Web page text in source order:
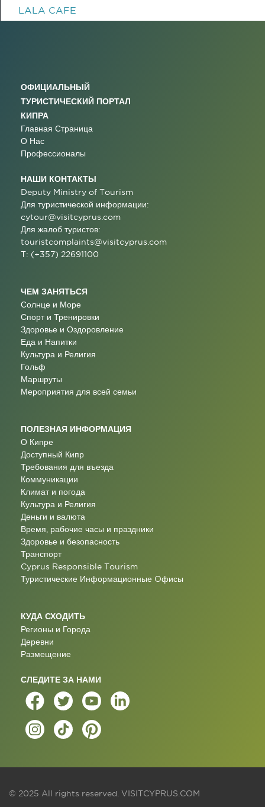
LALA CAFE
ОФИЦИАЛЬНЫЙ
ТУРИСТИЧЕСКИЙ ПОРТАЛ
КИПРА
Главная Страница
О Нас
Профессионалы
НАШИ КОНТАКТЫ
Deputy Ministry of Tourism
Для туристической информации:
cytour@visitcyprus.com
Для жалоб туристов:
touristcomplaints@visitcyprus.com
T: (+357) 22691100
ЧЕМ ЗАНЯТЬСЯ
Солнце и Море
Спорт и Тренировки
Здоровье и Оздоровление
Еда и Напитки
Культура и Религия
Гольф
Маршруты
Мероприятия для всей семьи
ПОЛЕЗНАЯ ИНФОРМАЦИЯ
О Кипре
Доступный Кипр
Требования для въезда
Коммуникации
Климат и погода
Культура и Религия
Деньги и валюта
Время, рабочие часы и праздники
Здоровье и безопасность
Транспорт
Cyprus Responsible Tourism
Туристические Информационные Oфисы
КУДА СХОДИТЬ
Регионы и Города
Деревни
Размещение
СЛЕДИТЕ ЗА НАМИ
© 2025 All rights reserved. VISITCYPRUS.COM